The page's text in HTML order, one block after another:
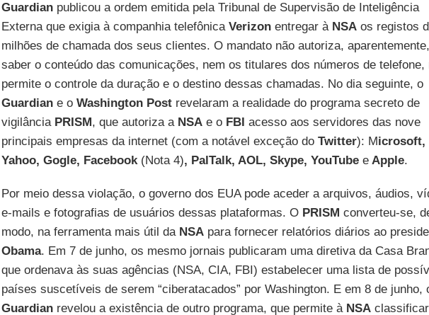
Guardianpublicou a ordem emitida pela Tribunal de Supervisão de Inteligência
Externa que exigia à companhia telefônica Verizonentregar à NSAos registos
milhões de chamada dos seus clientes. O mandato não autoriza, aparentemente,
saber o conteúdo das comunicações, nem os titulares dos números de telefone,
permite o controle da duração e o destino dessas chamadas. No dia seguinte, o
Guardiane o Washington Postrevelaram a realidade do programa secreto de
vigilância PRISM, que autoriza a NSAe o FBI acesso aos servidores das nove
principais empresas da internet (com a notável exceção do Twitter): Microsoft,
Yahoo, Gogle, Facebook (Nota 4), PalTalk, AOL, Skype, YouTube eApple.
Por meio dessa violação, o governo dos EUA pode aceder a arquivos, áudios,
e-mails e fotografias de usuários dessas plataformas. O PRISM converteu-se,
modo, na ferramenta mais útil da NSApara fornecer relatórios diários ao
Obama. Em 7 de junho, os mesmo jornais publicaram uma diretiva da Casa
que ordenava às suas agências (NSA, CIA, FBI) estabelecer uma lista de
países suscetíveis de serem “ciberatacados” por Washington. E em 8 de junho,
Guardianrevelou a existência de outro programa, que permite à NSA